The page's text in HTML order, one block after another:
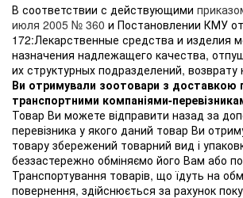
В соответствии с действующими
июля 2005 № 360 и Постановлении КМУ
172:Лекарственные средства и изделия
назначения надлежащего качества,
их структурных подразделений,
Ви отримували зоотовари з доставкою
транспортними компаніями-
Товар Ви можете відправити назад за
перевізника у якого даний товар Ви
товару збережений товарний вид і
беззастережно обміняємо його Вам або
Транспортування товарів, що їдуть на
повернення, здійснюється за рахунок